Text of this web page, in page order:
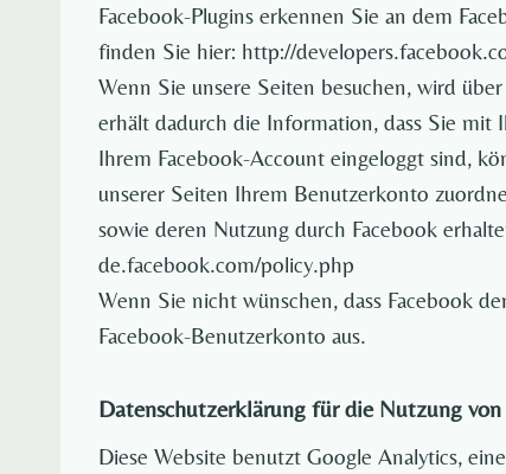
Facebook-Plugins erkennen Sie an dem
finden Sie hier: http://
Wenn Sie unsere Seiten besuchen, wird
erhält dadurch die Information, dass Sie mit
Ihrem Facebook-Account eingeloggt sind,
unserer Seiten Ihrem Benutzerkonto
sowie deren Nutzung durch Facebook
de.facebook.com/policy.php
Wenn Sie nicht wünschen, dass Facebook
Facebook-Benutzerkonto aus.
Datenschutzerklärung für die Nutzung
Diese Website benutzt Google Analytics,